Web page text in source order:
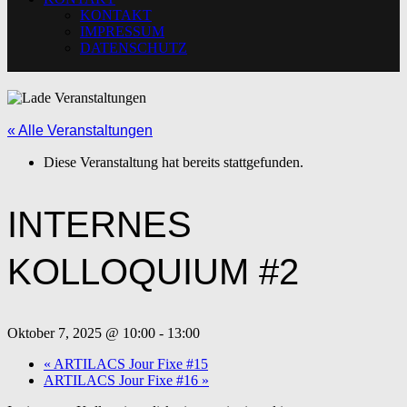
KONTAKT
IMPRESSUM
DATENSCHUTZ
« Alle Veranstaltungen
Diese Veranstaltung hat bereits stattgefunden.
INTERNES
KOLLOQUIUM #2
Oktober 7, 2025 @ 10:00 - 13:00
« ARTILACS Jour Fixe #15
ARTILACS Jour Fixe #16 »